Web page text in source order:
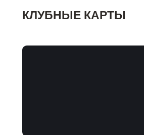
КЛУБНЫЕ КАРТЫ